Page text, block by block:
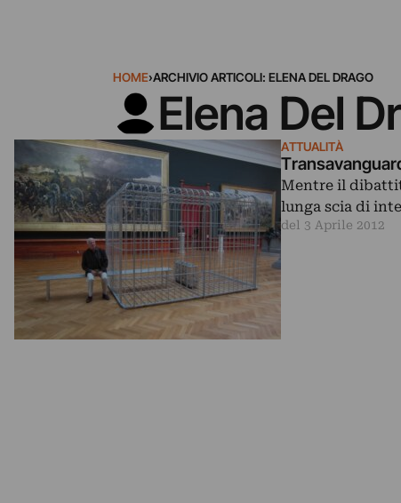
HOME›ARCHIVIO ARTICOLI: ELENA DEL DRAGO
Elena Del
ATTUALITÀ
Mentre il
lunga scia di
del 3 Aprile 2012